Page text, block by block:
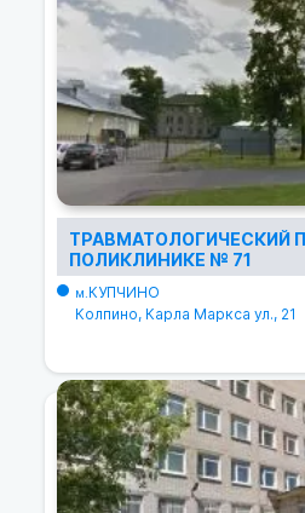
ТРАВМАТОЛОГИЧЕСКИЙ
ПОЛИКЛИНИКЕ № 71
м.КУПЧИНО
Колпино, Карла Маркса ул., 21